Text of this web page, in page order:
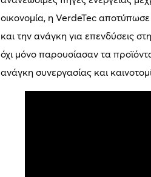
οικονομία, η VerdeTec
και την ανάγκη για επενδύσεις
όχι μόνο παρουσίασαν τα
ανάγκη συνεργασίας και